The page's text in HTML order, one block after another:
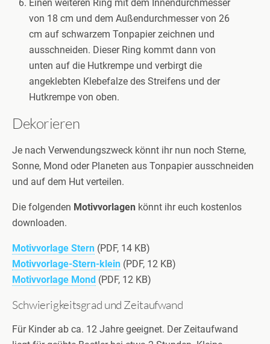
Einen weiteren Ring mit dem Innendurchmesser
von 18 cm und dem Außendurchmesser von 26
cm auf schwarzem Tonpapier zeichnen und
ausschneiden. Dieser Ring kommt dann von
unten auf die Hutkrempe und verbirgt die
angeklebten Klebefalze des Streifens und der
Hutkrempe von oben.
Dekorieren
Je nach Verwendungszweck könnt ihr nun noch Sterne,
Sonne, Mond oder Planeten aus Tonpapier ausschneiden
und auf dem Hut verteilen.
Die folgenden Motivvorlagen könnt ihr euch kostenlos
downloaden.
Motivvorlage Stern (PDF, 14 KB)
Motivvorlage-Stern-klein (PDF, 12 KB)
Motivvorlage Mond (PDF, 12 KB)
Schwierigkeitsgrad und Zeitaufwand
Für Kinder ab ca. 12 Jahre geeignet. Der Zeitaufwand